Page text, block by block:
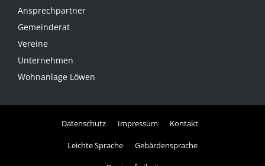
Ansprechpartner
Gemeinderat
Vereine
Unternehmen
Wohnanlage Löwen
Datenschutz Impressum Kontakt
Leichte Sprache Gebärdensprache